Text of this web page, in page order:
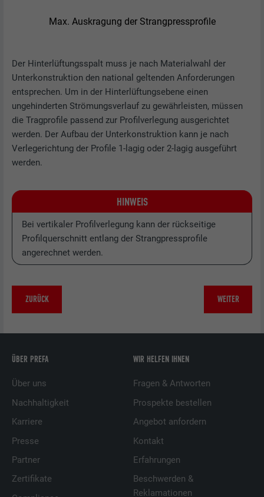
Max. Auskragung der Strangpressprofile
Der Hinterlüftungsspalt muss je nach Materialwahl der
Unterkonstruktion den national geltenden Anforderungen
entsprechen. Um in der Hinterlüftungsebene einen
ungehinderten Strömungsverlauf zu gewährleisten, müssen
die Tragprofile passend zur Profilverlegung ausgerichtet
werden. Der Aufbau der Unterkonstruktion kann je nach
Verlegerichtung der Profile 1-lagig oder 2-lagig ausgeführt
werden.
HINWEIS
Bei vertikaler Profilverlegung kann der rückseitige
Profilquerschnitt entlang der Strangpressprofile
angerechnet werden.
ZURÜCK WEITER
ÜBER PREFA
Über uns
Nachhaltigkeit
Karriere
Presse
Partner
Zertifikate
WIR HELFEN IHNEN
Fragen & Antworten
Prospekte bestellen
Angebot anfordern
Kontakt
Erfahrungen
Beschwerden &
Reklamationen